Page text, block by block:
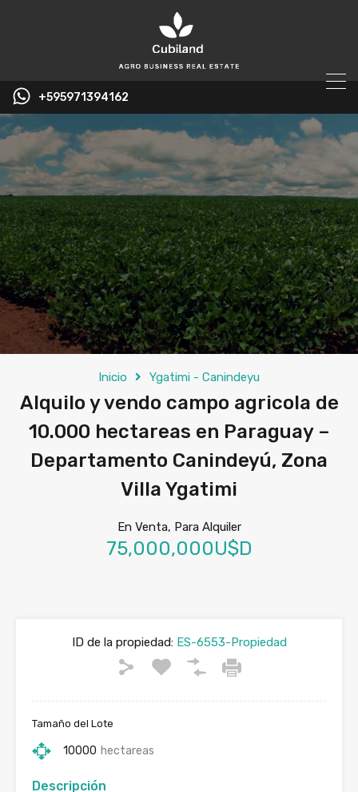
+595971394162
Inicio Ygatimi - Canindeyu
Alquilo y vendo campo agricola de
10.000 hectareas en Paraguay –
Departamento Canindeyú, Zona
Villa Ygatimi
En Venta, Para Alquiler
75,000,000U$D
ID de la propiedad:ES-6553-Propiedad
Tamaño del Lote
10000 hectareas
Descripción